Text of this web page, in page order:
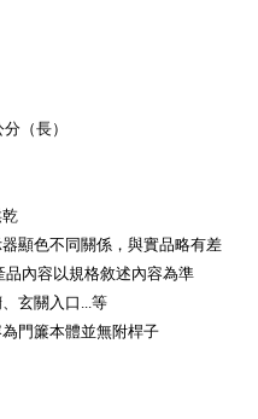
（長）
顯色不同關係，與實品略有差
內容以規格敘述內容為準
玄關入口...等
門簾本體並無附桿子